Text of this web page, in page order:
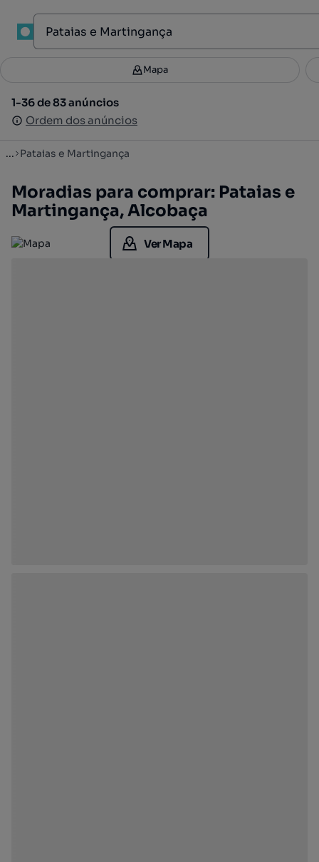
Filtros 2
1-36 de 83 anúncios
Ordem dos anúncios
Mapa
1-36 de 83 anúncios
Ordem dos anúncios
... Pataias e Martingança
Moradias para comprar: Pataias e
Martingança, Alcobaça
Ver Mapa